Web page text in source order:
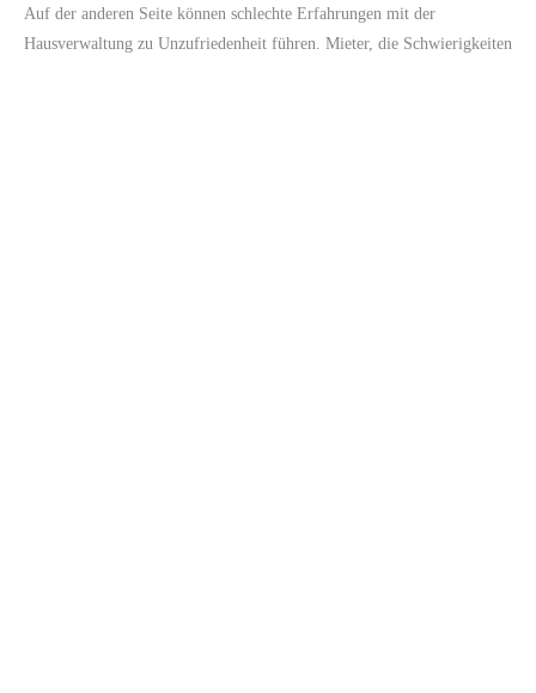
Auf der anderen Seite können schlechte Erfahrungen mit der
Hausverwaltung zu Unzufriedenheit führen. Mieter, die Schwierigkeiten